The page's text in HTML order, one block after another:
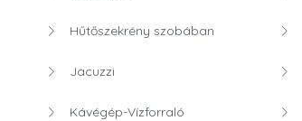
Hűtőszekrény szobában
Jacuzzi
Kávégép-Vízforraló